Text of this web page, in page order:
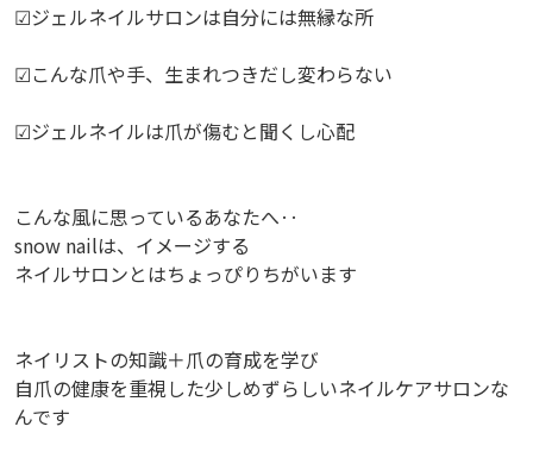
☑︎ジェルネイルサロンは自分には無縁な所
☑︎こんな爪や手、生まれつきだし変わらない
☑︎ジェルネイルは爪が傷むと聞くし心配
こんな風に思っているあなたへ‥
snow nailは、イメージする
ネイルサロンとはちょっぴりちがいます
ネイリストの知識＋爪の育成を学び
自爪の健康を重視した少しめずらしいネイルケアサロンな
んです